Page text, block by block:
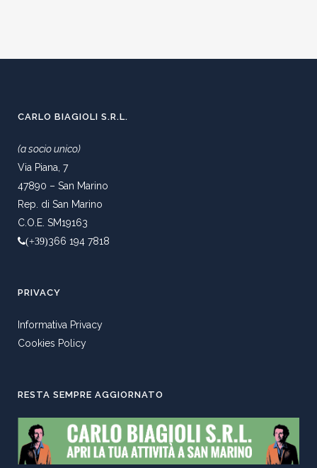
CARLO BIAGIOLI S.R.L.
(a socio unico)
Via Piana, 7
47890 – San Marino
Rep. di San Marino
C.O.E. SM19163
(+39)366 194 7818
PRIVACY
Informativa Privacy
Cookies Policy
RESTA SEMPRE AGGIORNATO